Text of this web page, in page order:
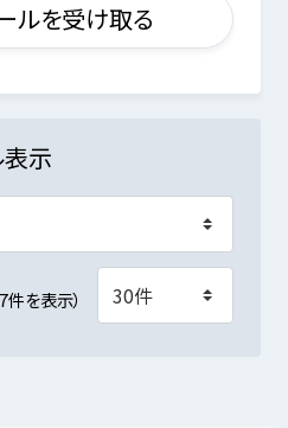
ルを受け取る
示
を表示）